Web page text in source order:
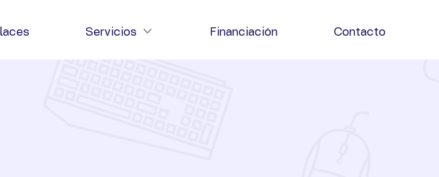
Servicios Financiación Contacto